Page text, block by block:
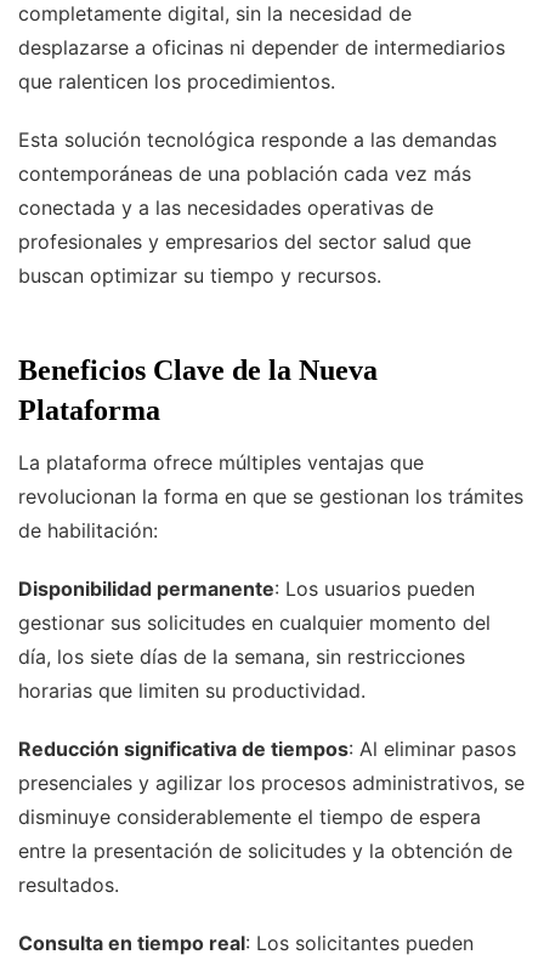
completamente digital, sin la necesidad de
desplazarse a oficinas ni depender de intermediarios
que ralenticen los procedimientos.
Esta solución tecnológica responde a las demandas
contemporáneas de una población cada vez más
conectada y a las necesidades operativas de
profesionales y empresarios del sector salud que
buscan optimizar su tiempo y recursos.
Beneficios Clave de la Nueva
Plataforma
La plataforma ofrece múltiples ventajas que
revolucionan la forma en que se gestionan los trámites
de habilitación:
Disponibilidad permanente: Los usuarios pueden
gestionar sus solicitudes en cualquier momento del
día, los siete días de la semana, sin restricciones
horarias que limiten su productividad.
Reducción significativa de tiempos: Al eliminar pasos
presenciales y agilizar los procesos administrativos, se
disminuye considerablemente el tiempo de espera
entre la presentación de solicitudes y la obtención de
resultados.
Consulta en tiempo real: Los solicitantes pueden